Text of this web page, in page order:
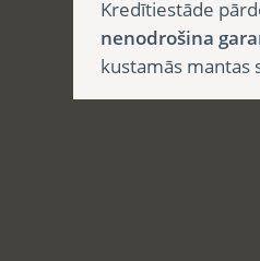
Kredītiestāde
nenodrošina
kustamās mantas